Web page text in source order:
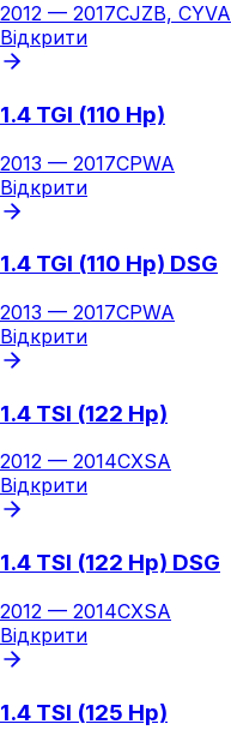
2012 — 2017CJZB, CYVA
Відкрити
1.4 TGI (110 Hp)
2013 — 2017CPWA
Відкрити
1.4 TGI (110 Hp) DSG
2013 — 2017CPWA
Відкрити
1.4 TSI (122 Hp)
2012 — 2014CXSA
Відкрити
1.4 TSI (122 Hp) DSG
2012 — 2014CXSA
Відкрити
1.4 TSI (125 Hp)